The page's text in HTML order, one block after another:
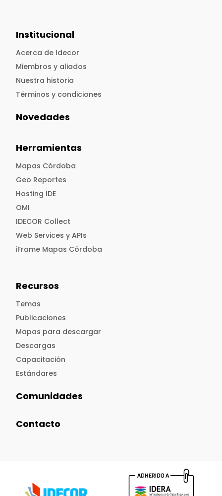
Institucional
Acerca de Idecor
Miembros y aliados
Nuestra historia
Términos y condiciones
Novedades
Herramientas
Mapas Córdoba
Geo Reportes
Hosting IDE
OMI
IDECOR Collect
Web Services y APIs
iFrame Mapas Córdoba
Recursos
Temas
Publicaciones
Mapas para descargar
Descargas
Capacitación
Estándares
Comunidades
Contacto